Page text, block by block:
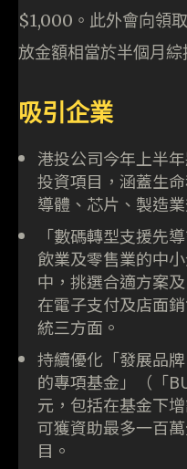
$1,000。此外會向領
放金額相當於半個月綜
吸引企業
港投公司今年上半
投資項目，涵蓋生
導體、芯片、製造
「數碼轉型支援先
飲業及零售業的中
中，挑選合適方案
在電子支付及店面
統三方面。
持續優化「發展品
的專項基金」（「
元，包括在基金下
可獲資助最多一百
目。